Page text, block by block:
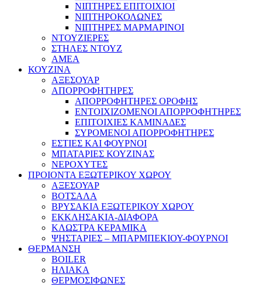
ΝΙΠΤΗΡΕΣ ΕΠΙΤΟΙΧΙΟΙ
ΝΙΠΤΗΡΟΚΟΛΩΝΕΣ
ΝΙΠΤΗΡΕΣ ΜΑΡΜΑΡΙΝΟΙ
ΝΤΟΥΖΙΕΡΕΣ
ΣΤΗΛΕΣ ΝΤΟΥΖ
ΑΜΕΑ
ΚΟΥΖΙΝΑ
ΑΞΕΣΟΥΑΡ
ΑΠΟΡΡΟΦΗΤΗΡΕΣ
ΑΠΟΡΡΟΦΗΤΗΡΕΣ ΟΡΟΦΗΣ
ΕΝΤΟΙΧΙΖΟΜΕΝΟΙ ΑΠΟΡΡΟΦΗΤΗΡΕΣ
ΕΠΙΤΟΙΧΙΕΣ ΚΑΜΙΝΑΔΕΣ
ΣΥΡΟΜΕΝΟΙ ΑΠΟΡΡΟΦΗΤΗΡΕΣ
ΕΣΤΙΕΣ ΚΑΙ ΦΟΥΡΝΟΙ
ΜΠΑΤΑΡΙΕΣ ΚΟΥΖΙΝΑΣ
ΝΕΡΟΧΥΤΕΣ
ΠΡΟΙΟΝΤΑ ΕΞΩΤΕΡΙΚΟΥ ΧΩΡΟΥ
ΑΞΕΣΟΥΑΡ
ΒΟΤΣΑΛΑ
ΒΡΥΣΑΚΙΑ ΕΞΩΤΕΡΙΚΟΥ ΧΩΡΟΥ
ΕΚΚΛΗΣΑΚΙΑ-ΔΙΑΦΟΡΑ
ΚΛΩΣΤΡΑ ΚΕΡΑΜΙΚΑ
ΨΗΣΤΑΡΙΕΣ – ΜΠΑΡΜΠΕΚΙΟΥ-ΦΟΥΡΝΟΙ
ΘΕΡΜΑΝΣΗ
BOILER
ΗΛΙΑΚΑ
ΘΕΡΜΟΣΙΦΩΝΕΣ